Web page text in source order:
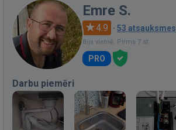
Emre S.
4.9 · 53 atsauksmes
Bija vietnē: Pirms 7 st.
PRO
Darbu piemēri